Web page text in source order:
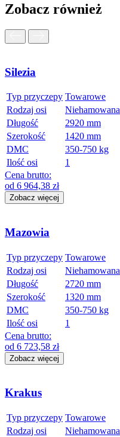
Zobacz również
Silezia
Typ przyczepy Towarowe
Rodzaj osi
Niehamowana
Długość
2920 mm
Szerokość
1420 mm
DMC
350-750 kg
Ilość osi
1
Cena brutto:
od 6 964,38 zł
Zobacz więcej
Mazowia
Typ przyczepy Towarowe
Rodzaj osi
Niehamowana
Długość
2720 mm
Szerokość
1320 mm
DMC
350-750 kg
Ilość osi
1
Cena brutto:
od 6 723,58 zł
Zobacz więcej
Krakus
Typ przyczepy Towarowe
Rodzaj osi
Niehamowana